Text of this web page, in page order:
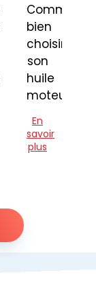
Comment
bien
choisir
son
huile
moteur
En
savoir
plus